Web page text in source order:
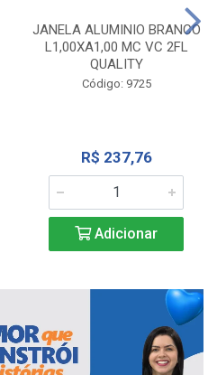
JANELA ALUMINIO BRANCO
L1,00XA1,00 MC VC 2FL
QUALITY
Código: 9725
R$ 237,76
Adicionar